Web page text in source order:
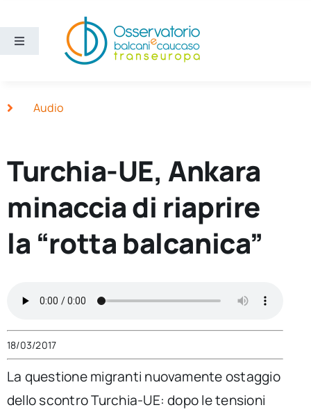
contenuto
Toggle
Ricerca e divulgazione
Sezioni
Cerca
Newsletter
Ita
Audio
Turchia-UE, Ankara
minaccia di riaprire
la “rotta balcanica”
18/03/2017
La questione migranti nuovamente ostaggio
dello scontro Turchia-UE: dopo le tensioni